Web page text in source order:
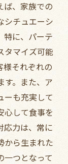
ば、家族での
シチュエーシ
特に、パーテ
タマイズ可能
様それぞれの
す。また、ア
ーも充実して
心して食事を
応力は、常に
から生まれた
一つとなって